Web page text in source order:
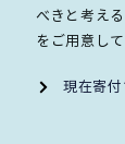
べきと考え
をご用意して
現在寄